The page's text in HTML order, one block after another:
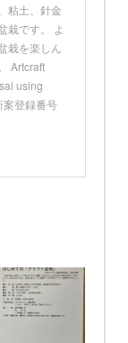
粘土、針金
栽です。 よ
栽を楽しん
Artcraft
using
案登録番号